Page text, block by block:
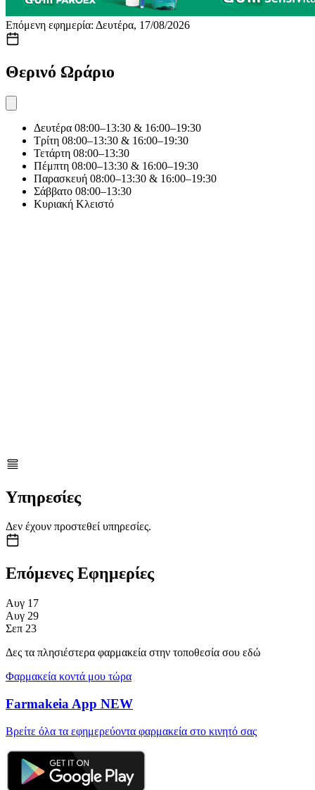
Επόμενη εφημερία: Δευτέρα, 17/08/2026
Θερινό Ωράριο
Δευτέρα 08:00–13:30 & 16:00–19:30
Τρίτη 08:00–13:30 & 16:00–19:30
Τετάρτη 08:00–13:30
Πέμπτη 08:00–13:30 & 16:00–19:30
Παρασκευή 08:00–13:30 & 16:00–19:30
Σάββατο 08:00–13:30
Κυριακή Κλειστό
Υπηρεσίες
Δεν έχουν προστεθεί υπηρεσίες.
Επόμενες Εφημερίες
Αυγ 17
Αυγ 29
Σεπ 23
Δες τα πλησιέστερα φαρμακεία στην τοποθεσία σου εδώ
Φαρμακεία κοντά μου τώρα
Farmakeia App NEW
Βρείτε όλα τα εφημερεύοντα φαρμακεία στο κινητό σας